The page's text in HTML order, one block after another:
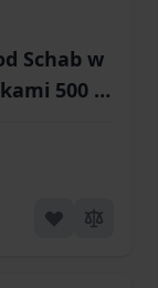
Schab w
500 g